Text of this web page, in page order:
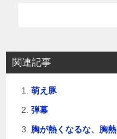
ョ
ン
関連記事
萌え豚
弾幕
胸が熱くなるな、胸熱